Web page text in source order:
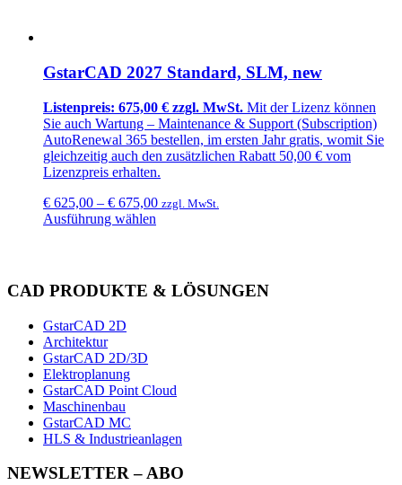
GstarCAD 2027 Standard, SLM, new
Listenpreis: 675,00 € zzgl. MwSt. Mit der Lizenz können
Sie auch Wartung – Maintenance & Support (Subscription)
AutoRenewal 365 bestellen, im ersten Jahr gratis, womit Sie
gleichzeitig auch den zusätzlichen Rabatt 50,00 € vom
Lizenzpreis erhalten.
€ 625,00 – € 675,00 zzgl. MwSt.
Ausführung wählen
CAD PRODUKTE & LÖSUNGEN
GstarCAD 2D
Architektur
GstarCAD 2D/3D
Elektroplanung
GstarCAD Point Cloud
Maschinenbau
GstarCAD MC
HLS & Industrieanlagen
NEWSLETTER – ABO